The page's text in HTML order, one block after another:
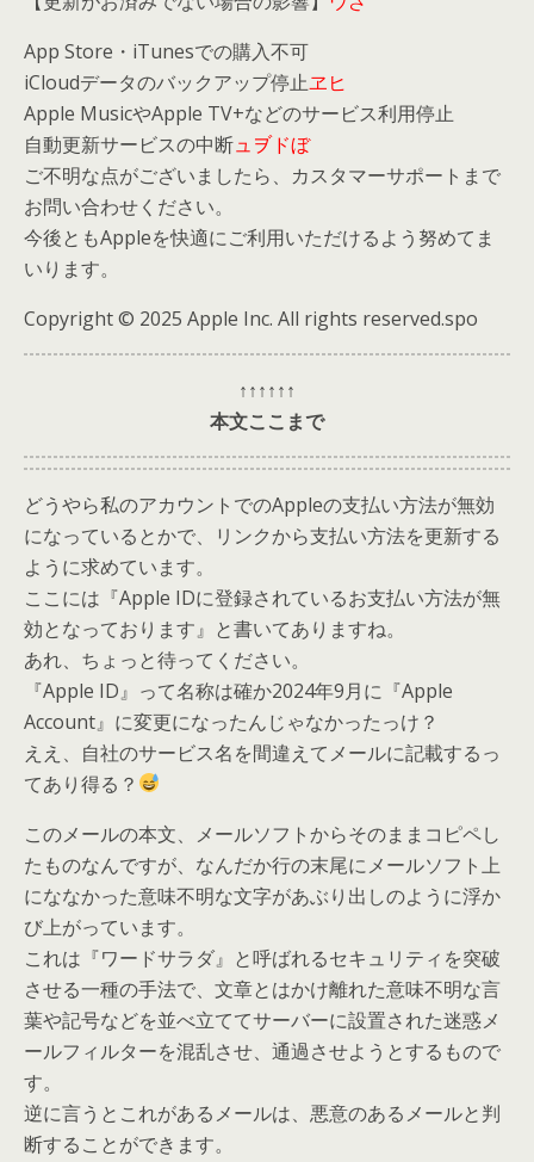
App Store・iTunesでの購入不可
iCloudデータのバックアップ停止ヱヒ
Apple MusicやApple TV+などのサービス利用停止
自動更新サービスの中断ュヺドぼ
ご不明な点がございましたら、カスタマーサポートまで
お問い合わせください。
今後ともAppleを快適にご利用いただけるよう努めてま
いります。
Copyright © 2025 Apple Inc. All rights reserved.spo
↑↑↑↑↑↑
本文ここまで
どうやら私のアカウントでのAppleの支払い方法が無効
になっているとかで、リンクから支払い方法を更新する
ように求めています。
ここには『Apple IDに登録されているお支払い方法が無
効となっております』と書いてありますね。
あれ、ちょっと待ってください。
『Apple ID』って名称は確か2024年9月に『Apple
Account』に変更になったんじゃなかったっけ？
ええ、自社のサービス名を間違えてメールに記載するっ
てあり得る？
このメールの本文、メールソフトからそのままコピペし
たものなんですが、なんだか行の末尾にメールソフト上
にななかった意味不明な文字があぶり出しのように浮か
び上がっています。
これは『ワードサラダ』と呼ばれるセキュリティを突破
させる一種の手法で、文章とはかけ離れた意味不明な言
葉や記号などを並べ立ててサーバーに設置された迷惑メ
ールフィルターを混乱させ、通過させようとするもので
す。
逆に言うとこれがあるメールは、悪意のあるメールと判
断することができます。